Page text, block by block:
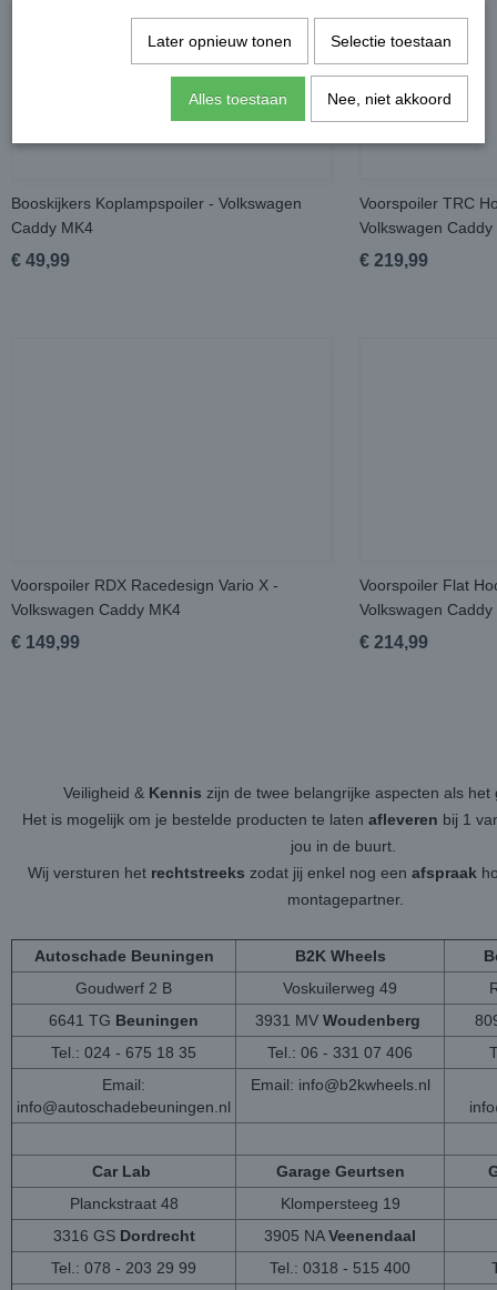
Booskijkers Koplampspoiler - Volkswagen
Caddy MK4
€ 49,99
Voorspoiler TRC
Volkswagen Caddy
€ 219,99
Voorspoiler RDX Racedesign Vario X -
Volkswagen Caddy MK4
€ 149,99
Voorspoiler Flat
Volkswagen Caddy
€ 214,99
Veiligheid & Kennis zijn de twee belangrijke aspecten als
Het is mogelijk om je bestelde producten te laten afleveren bij 1
jou in de buurt.
Wij versturen het rechtstreeks zodat jij enkel nog een afspraak
montagepartner.
Autoschade Beuningen B2K Wheels
Goudwerf 2 B
Voskuilerweg 49
6641 TG Beuningen 3931 MV Woudenberg
Tel.: 024 - 675 18 35
Tel.: 06 - 331 07 406
Email:
info@autoschadebeuningen.nl
Email: info@b2kwheels.nl
Car Lab Garage Geurtsen
Planckstraat 48
Klompersteeg 19
3316 GS Dordrecht 3905 NAVeenendaal
Tel.: 078 - 203 29 99
Tel.: 0318 - 515 400
Later opnieuw tonen Selectie toestaan
Alles toestaan Nee, niet akkoord